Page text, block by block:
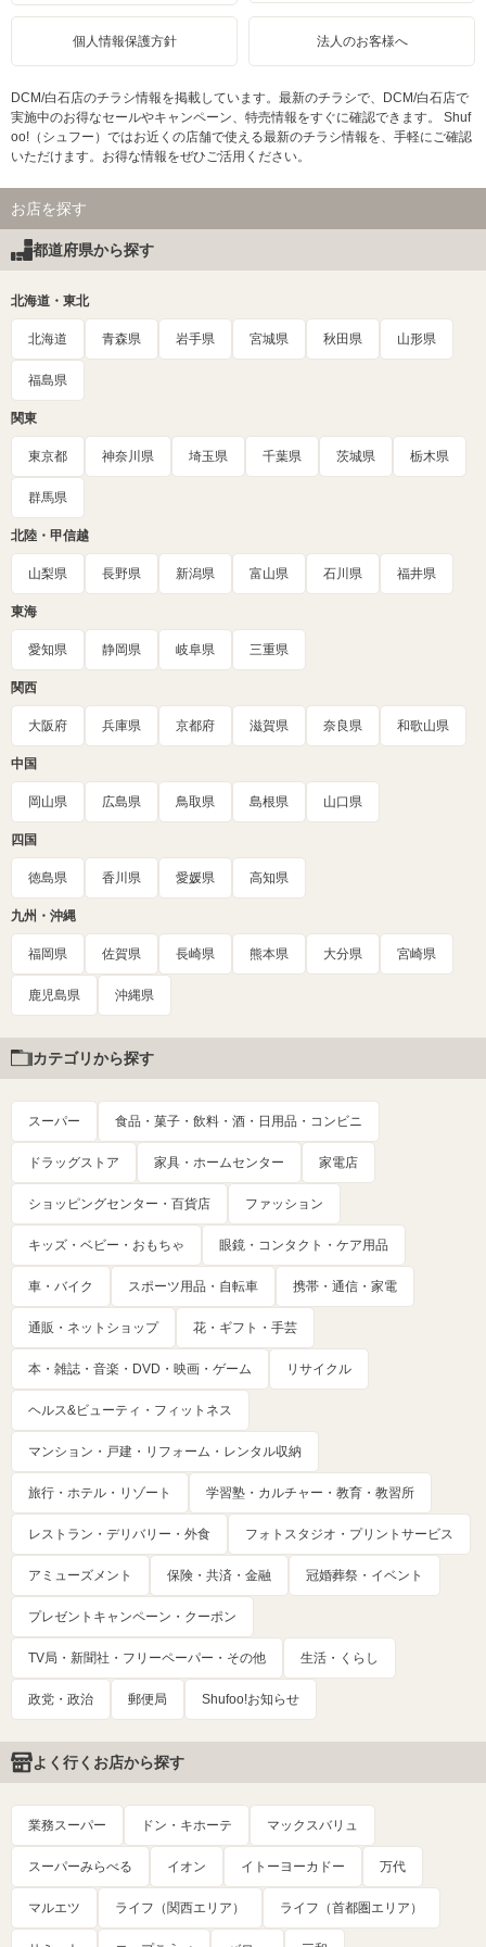
個人情報保護方針 法人のお客様へ
DCM/白石店のチラシ情報を掲載しています。最新のチラシで、DCM/白石店で
実施中のお得なセールやキャンペーン、特売情報をすぐに確認できます。 Shuf
oo!（シュフー）ではお近くの店舗で使える最新のチラシ情報を、手軽にご確認
いただけます。お得な情報をぜひご活用ください。
お店を探す
都道府県から探す
北海道・東北
北海道 青森県 岩手県 宮城県 秋田県 山形県
福島県
関東
東京都 神奈川県 埼玉県 千葉県 茨城県 栃木県
群馬県
北陸・甲信越
山梨県 長野県 新潟県 富山県 石川県 福井県
東海
愛知県 静岡県 岐阜県 三重県
関西
大阪府 兵庫県 京都府 滋賀県 奈良県 和歌山県
中国
岡山県 広島県 鳥取県 島根県 山口県
四国
徳島県 香川県 愛媛県 高知県
九州・沖縄
福岡県 佐賀県 長崎県 熊本県 大分県 宮崎県
鹿児島県 沖縄県
カテゴリから探す
スーパー 食品・菓子・飲料・酒・日用品・コンビニ
ドラッグストア 家具・ホームセンター 家電店
ショッピングセンター・百貨店 ファッション
キッズ・ベビー・おもちゃ 眼鏡・コンタクト・ケア用品
車・バイク スポーツ用品・自転車 携帯・通信・家電
通販・ネットショップ 花・ギフト・手芸
本・雑誌・音楽・DVD・映画・ゲーム リサイクル
ヘルス&ビューティ・フィットネス
マンション・戸建・リフォーム・レンタル収納
旅行・ホテル・リゾート 学習塾・カルチャー・教育・教習所
レストラン・デリバリー・外食 フォトスタジオ・プリントサービス
アミューズメント 保険・共済・金融 冠婚葬祭・イベント
プレゼントキャンペーン・クーポン
TV局・新聞社・フリーペーパー・その他 生活・くらし
政党・政治 郵便局 Shufoo!お知らせ
よく行くお店から探す
業務スーパー ドン・キホーテ マックスバリュ
スーパーみらべる イオン イトーヨーカドー 万代
マルエツ ライフ（関西エリア） ライフ（首都圏エリア）